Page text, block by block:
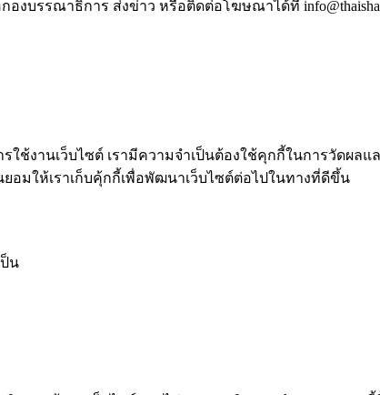
องบรรณาธิการ ส่งข่าว หรือติดต่อโฆษณาได้ที่
งานเว็บไซต์ เรามีความจำเป็นต้องใช้คุกกี้ในการวัดผลแ
มให้เราเก็บคุ้กกี้เพื่อพัฒนาเว็บไซต์ต่อไปในทางที่ดีขึ้น
น